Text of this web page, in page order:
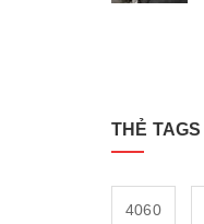
THẺ TAGS
4060